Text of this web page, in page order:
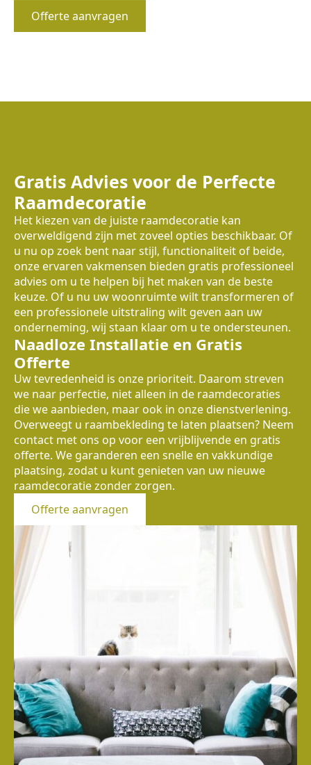
Offerte aanvragen
Gratis Advies voor de Perfecte
Raamdecoratie
Het kiezen van de juiste raamdecoratie kan
overweldigend zijn met zoveel opties beschikbaar. Of
u nu op zoek bent naar stijl, functionaliteit of beide,
onze ervaren vakmensen bieden gratis professioneel
advies om u te helpen bij het maken van de beste
keuze. Of u nu uw woonruimte wilt transformeren of
een professionele uitstraling wilt geven aan uw
onderneming, wij staan klaar om u te ondersteunen.
Naadloze Installatie en Gratis
Offerte
Uw tevredenheid is onze prioriteit. Daarom streven
we naar perfectie, niet alleen in de raamdecoraties
die we aanbieden, maar ook in onze dienstverlening.
Overweegt u raambekleding te laten plaatsen? Neem
contact met ons op voor een vrijblijvende en gratis
offerte. We garanderen een snelle en vakkundige
plaatsing, zodat u kunt genieten van uw nieuwe
raamdecoratie zonder zorgen.
Offerte aanvragen